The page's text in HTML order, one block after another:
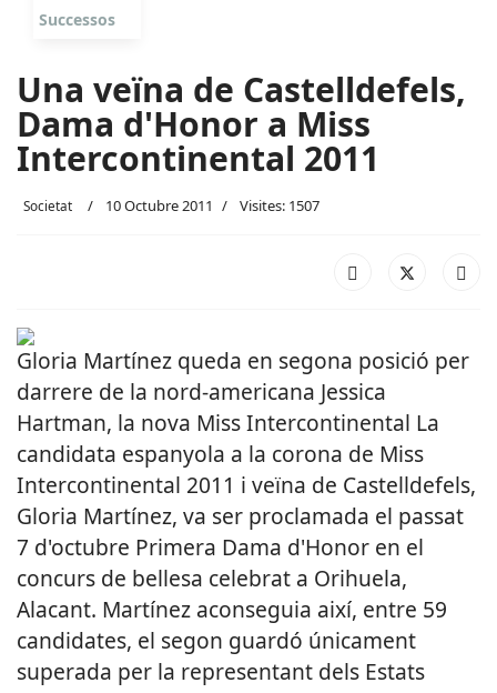
Successos
Una veïna de Castelldefels,
Dama d'Honor a Miss
Intercontinental 2011
Societat 10 Octubre 2011 Visites: 1507
Gloria Martínez queda en segona posició per
darrere de la nord-americana Jessica
Hartman, la nova Miss Intercontinental La
candidata espanyola a la corona de Miss
Intercontinental 2011 i veïna de Castelldefels,
Gloria Martínez, va ser proclamada el passat
7 d'octubre Primera Dama d'Honor en el
concurs de bellesa celebrat a Orihuela,
Alacant. Martínez aconseguia així, entre 59
candidates, el segon guardó únicament
superada per la representant dels Estats